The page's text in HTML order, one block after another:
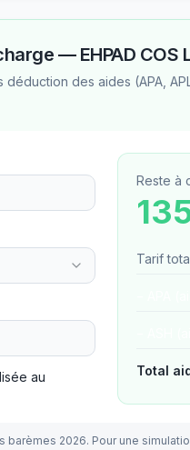
— EHPAD COS
des aides (APA,
au
Reste à
Tarif
Total
barèmes 2026. Pour une